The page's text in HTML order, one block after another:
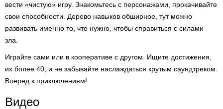
вести «чистую» игру. Знакомьтесь с персонажами, прокачивайте
свои способности. Дерево навыков обширное, тут можно
развивать именно то, что нужно, чтобы справиться с силами
зла.
Играйте сами или в кооперативе с другом. Ищите достижения,
их более 40, и не забывайте наслаждаться крутым саундтреком.
Вперед к приключениям!
Видео